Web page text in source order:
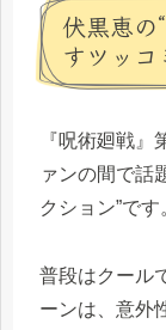
伏黒恵の
すツッコ
『呪術廻戦
ァンの間で話
クション”です
普段はクール
ーンは、意外